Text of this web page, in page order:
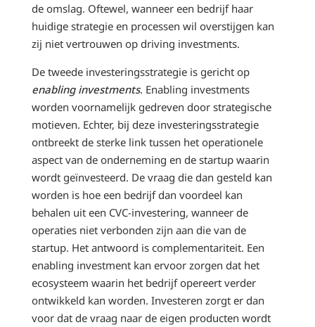
de omslag. Oftewel, wanneer een bedrijf haar
huidige strategie en processen wil overstijgen kan
zij niet vertrouwen op driving investments.
De tweede investeringsstrategie is gericht op
enabling investments. Enabling investments
worden voornamelijk gedreven door strategische
motieven. Echter, bij deze investeringsstrategie
ontbreekt de sterke link tussen het operationele
aspect van de onderneming en de startup waarin
wordt geïnvesteerd. De vraag die dan gesteld kan
worden is hoe een bedrijf dan voordeel kan
behalen uit een CVC-investering, wanneer de
operaties niet verbonden zijn aan die van de
startup. Het antwoord is complementariteit. Een
enabling investment kan ervoor zorgen dat het
ecosysteem waarin het bedrijf opereert verder
ontwikkeld kan worden. Investeren zorgt er dan
voor dat de vraag naar de eigen producten wordt